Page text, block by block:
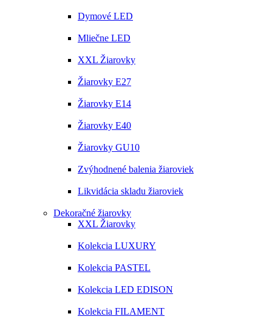
Dymové LED
Mliečne LED
XXL Žiarovky
Žiarovky E27
Žiarovky E14
Žiarovky E40
Žiarovky GU10
Zvýhodnené balenia žiaroviek
Likvidácia skladu žiaroviek
Dekoračné žiarovky
XXL Žiarovky
Kolekcia LUXURY
Kolekcia PASTEL
Kolekcia LED EDISON
Kolekcia FILAMENT